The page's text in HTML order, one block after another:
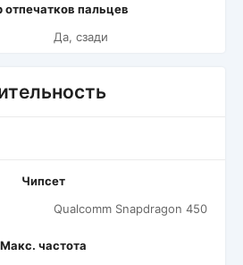
отпечатков пальцев
Да, сзади
Чипсет
Qualcomm Snapdragon 450
Макс. частота